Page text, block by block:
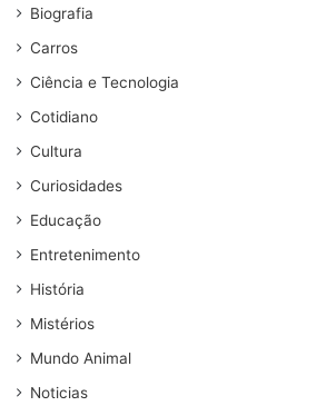
Biografia
Carros
Ciência e Tecnologia
Cotidiano
Cultura
Curiosidades
Educação
Entretenimento
História
Mistérios
Mundo Animal
Noticias